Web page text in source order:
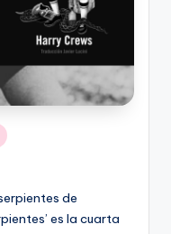
de
es la cuarta